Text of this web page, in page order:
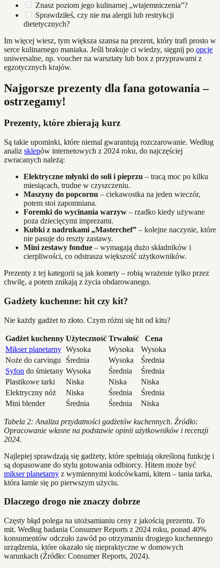
Znasz poziom jego kulinarnej „wtajemniczenia”?
Sprawdziłeś, czy nie ma alergii lub restrykcji
dietetycznych?
Im więcej wiesz, tym większa szansa na prezent, który trafi prosto w
serce kulinarnego maniaka. Jeśli brakuje ci wiedzy, sięgnij po opcje
uniwersalne, np. voucher na warsztaty lub box z przyprawami z
egzotycznych krajów.
Najgorsze prezenty dla fana gotowania –
ostrzegamy!
Prezenty, które zbierają kurz
Są takie upominki, które niemal gwarantują rozczarowanie. Według
analiz sklepów internetowych z 2024 roku, do najczęściej
zwracanych należą:
Elektryczne młynki do soli i pieprzu – tracą moc po kilku
miesiącach, trudne w czyszczeniu.
Maszyny do popcornu – ciekawostka na jeden wieczór,
potem stoi zapomniana.
Foremki do wycinania warzyw – rzadko kiedy używane
poza dziecięcymi imprezami.
Kubki z nadrukami „Masterchef” – kolejne naczynie, które
nie pasuje do reszty zastawy.
Mini zestawy fondue – wymagają dużo składników i
cierpliwości, co odstrasza większość użytkowników.
Prezenty z tej kategorii są jak komety – robią wrażenie tylko przez
chwilę, a potem znikają z życia obdarowanego.
Gadżety kuchenne: hit czy kit?
Nie każdy gadżet to złoto. Czym różni się hit od kitu?
Gadżet kuchenny Użyteczność Trwałość
Cena
Mikser planetarny Wysoka Wysoka
Wysoka
Noże do carvingu
Średnia Wysoka
Średnia
Syfon do śmietany Wysoka Średnia
Średnia
Plastikowe tarki
Niska Niska
Niska
Elektryczny nóż
Niska Średnia
Średnia
Mini blender
Średnia Średnia Niska
Tabela 2: Analiza przydatności gadżetów kuchennych. Źródło:
Opracowanie własne na podstawie opinii użytkowników i recenzji
2024.
Najlepiej sprawdzają się gadżety, które spełniają określoną funkcję i
są dopasowane do stylu gotowania odbiorcy. Hitem może być
mikser planetarny z wymiennymi końcówkami, kitem – tania tarka,
która łamie się po pierwszym użyciu.
Dlaczego drogo nie znaczy dobrze
Częsty błąd polega na utożsamianiu ceny z jakością prezentu. To
mit. Według badania Consumer Reports z 2024 roku, ponad 40%
konsumentów odczuło zawód po otrzymaniu drogiego kuchennego
urządzenia, które okazało się niepraktyczne w domowych
warunkach (Źródło: Consumer Reports, 2024).